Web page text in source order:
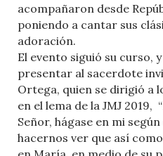
acompañaron desde
poniendo a cantar sus
adoración.
El evento siguió su curso,
presentar al sacerdote
Ortega, quien se dirigió a
en el lema de la JMJ 2019,
Señor, hágase en mi
hacernos ver que así